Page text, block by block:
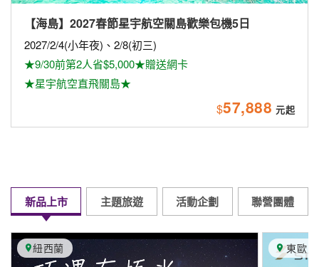
【海島】2027春節星宇航空關島歡樂包機5日
2027/2/4(小年夜)、2/8(初三)